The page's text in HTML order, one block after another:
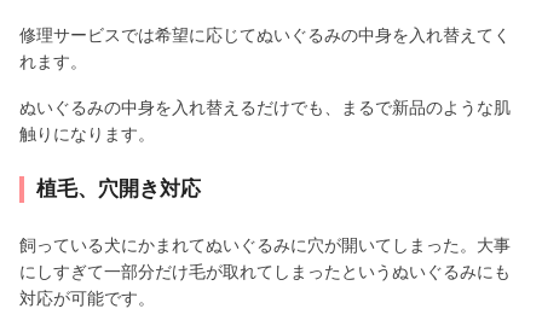
修理サービスでは希望に応じてぬいぐるみの中身を入れ替えてく
れます。
ぬいぐるみの中身を入れ替えるだけでも、まるで新品のような肌
触りになります。
植毛、穴開き対応
飼っている犬にかまれてぬいぐるみに穴が開いてしまった。大事
にしすぎて一部分だけ毛が取れてしまったというぬいぐるみにも
対応が可能です。